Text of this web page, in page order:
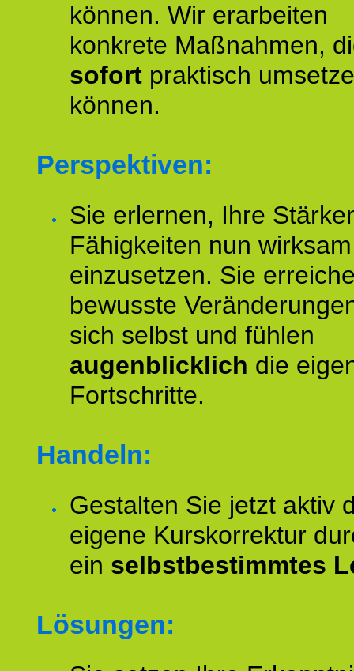
können. Wir erarbeiten
konkrete Maßnahmen,
sofort praktisch
können.
Perspektiven:
Sie erlernen, Ihre
Fähigkeiten nun wirksam
einzusetzen. Sie
bewusste
sich selbst und fühlen
augenblicklich die
Fortschritte.
Handeln:
Gestalten Sie jetzt aktiv
eigene Kurskorrektur
ein selbstbestimmtes
Lösungen: